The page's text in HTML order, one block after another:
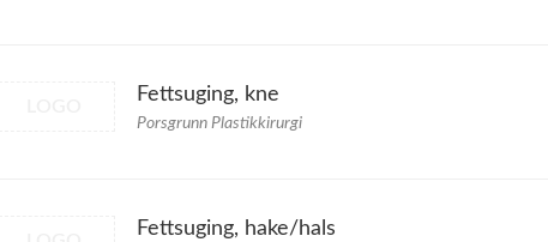
Fettsuging, kne
Porsgrunn Plastikkirurgi
Fettsuging, hake/hals